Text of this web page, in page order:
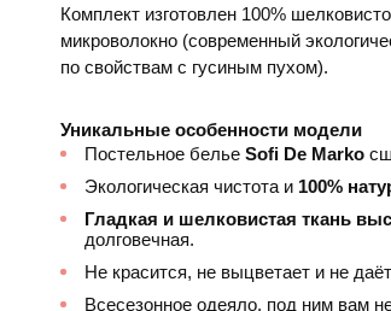
Комплект изготовлен 100%
микроволокно (современный
по свойствам с гусиным пухом).
Уникальные особенности модели
Постельное белье Sofi De Marko
Экологическая чистота и 100%
Гладкая и шелковистая ткань
долговечная.
Не красится, не выцветает и не
Всесезонное одеяло, под ним вам